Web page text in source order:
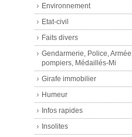
Environnement
Etat-civil
Faits divers
Gendarmerie, Police, Armée,
pompiers, Médaillés-Mi
Girafe immobilier
Humeur
Infos rapides
Insolites